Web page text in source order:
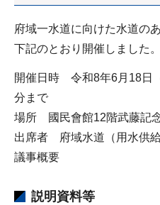
府域一水道に向けた水道の
下記のとおり開催しました。
開催日時 令和8年6月18日
分まで
場所 國民會館12階武藤記
出席者 府域水道（用水供
議事概要
説明資料等